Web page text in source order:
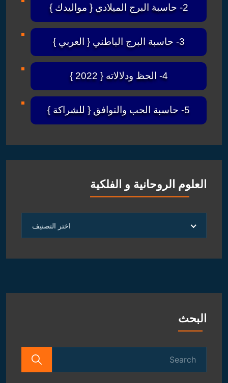
2- حاسبة البرج الميلادي { مواليدك }
3- حاسبة البرج الباطني { العربي }
4- الحظ ودلالاته { 2022 }
5- حاسبة الحب والتوافق { للشراكة }
العلوم الروحانية و الفلكية
الروحانية
الفلكية
اختر التصنيف
البحث